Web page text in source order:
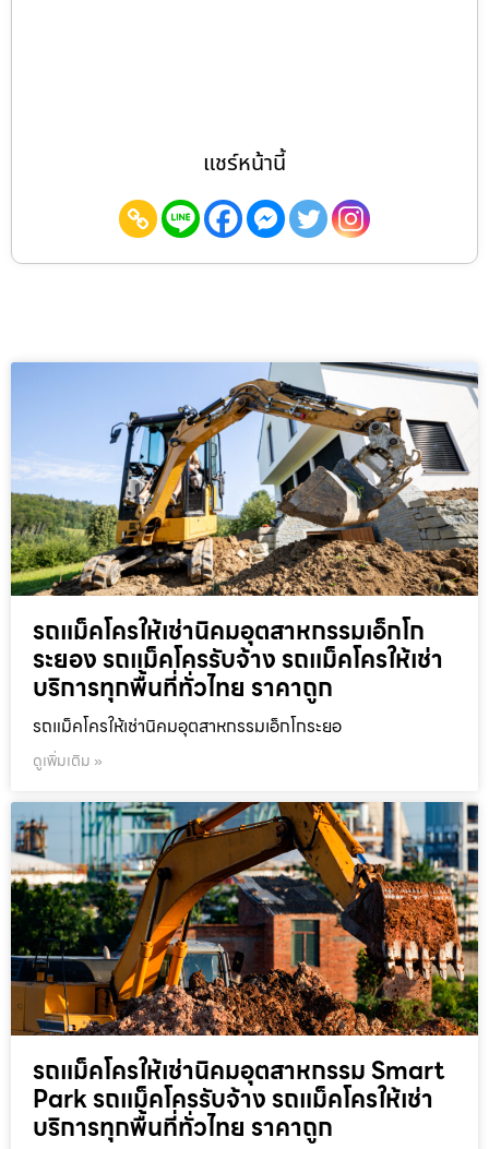
แชร์หน้านี้
รถแม็คโครให้เช่านิคมอุตสาหกรรมเอ็กโก
ระยอง รถแม็คโครรับจ้าง รถแม็คโครให้เช่า
บริการทุกพื้นที่ทั่วไทย ราคาถูก
รถแม็คโครให้เช่านิคมอุตสาหกรรมเอ็กโกระยอ
ดูเพิ่มเติม »
รถแม็คโครให้เช่านิคมอุตสาหกรรม Smart
Park รถแม็คโครรับจ้าง รถแม็คโครให้เช่า
บริการทุกพื้นที่ทั่วไทย ราคาถูก